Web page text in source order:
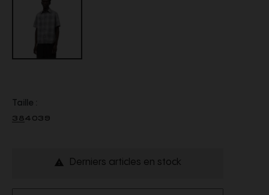
Taille :
384039
 Derniers articles en stock